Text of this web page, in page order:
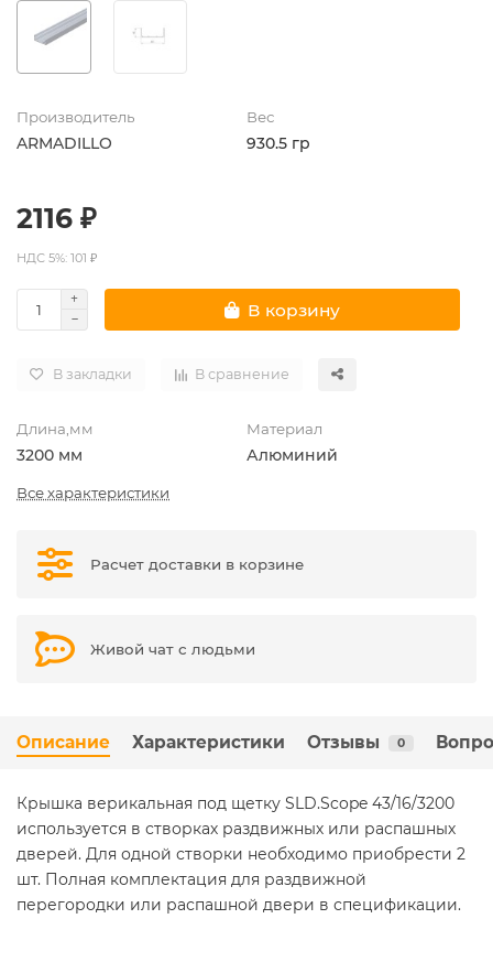
Производитель
ARMADILLO
Вес
930.5 гр
2116 ₽
НДС 5%: 101 ₽
В корзину
В закладки В сравнение
Длина,мм
3200 мм
Материал
Алюминий
Все характеристики
Расчет доставки в корзине
Живой чат с людьми
Описание Характеристики Отзывы 0
Крышка верикальная под щетку SLD.Scope 43/16/3200
используется в створках раздвижных или распашных
дверей. Для одной створки необходимо приобрести 2
шт. Полная комплектация для раздвижной
перегородки или распашной двери в спецификации.